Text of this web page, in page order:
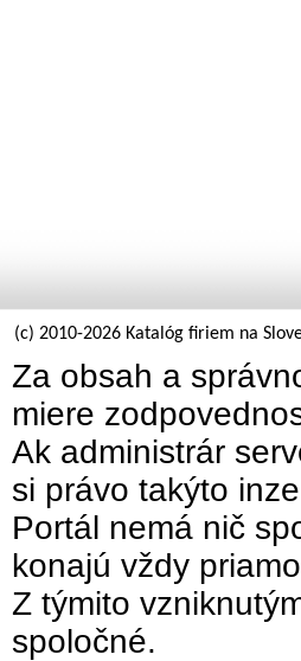
(c) 2010-2026 Katalóg firiem na
Za obsah a
miere
Ak administrár
si právo takýto
Portál nemá nič
konajú vždy
Z týmito
spoločné.